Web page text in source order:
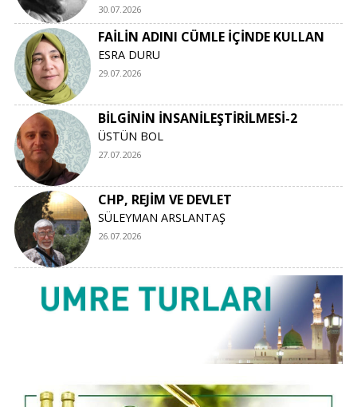
30.07.2026
FAİLİN ADINI CÜMLE İÇİNDE KULLAN
ESRA DURU
29.07.2026
BİLGİNİN İNSANİLEŞTİRİLMESİ-2
ÜSTÜN BOL
27.07.2026
CHP, REJİM VE DEVLET
SÜLEYMAN ARSLANTAŞ
26.07.2026